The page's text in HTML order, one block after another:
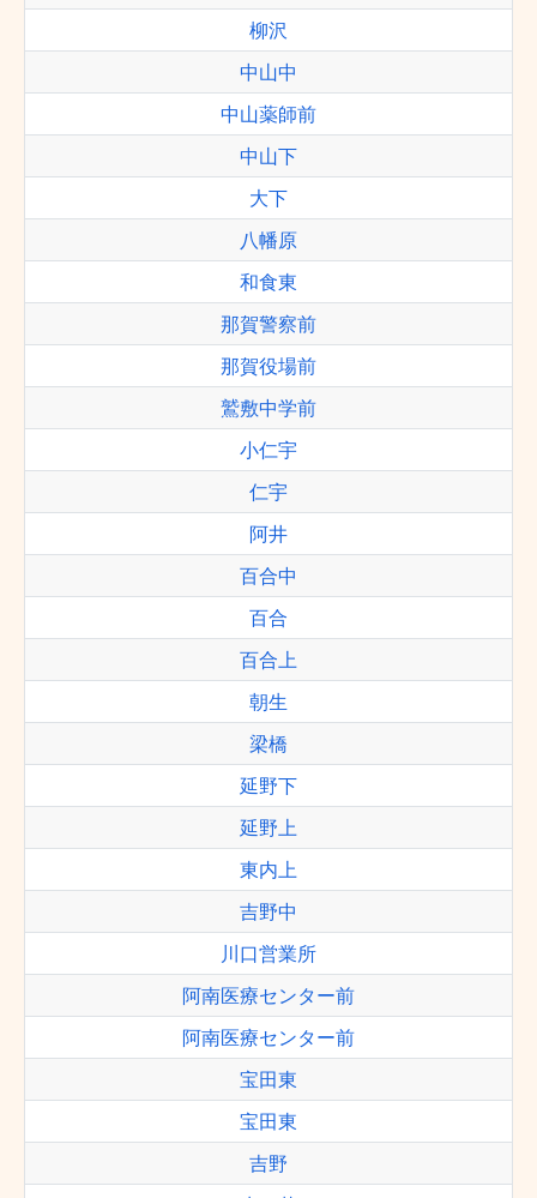
柳沢
中山中
中山薬師前
中山下
大下
八幡原
和食東
那賀警察前
那賀役場前
鷲敷中学前
小仁宇
仁宇
阿井
百合中
百合
百合上
朝生
梁橋
延野下
延野上
東内上
吉野中
川口営業所
阿南医療センター前
阿南医療センター前
宝田東
宝田東
吉野